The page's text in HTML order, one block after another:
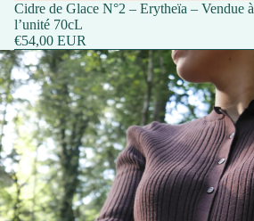
Cidre de Glace N°2 – Erytheïa – Vendue à
l’unité 70cL
€54,00 EUR